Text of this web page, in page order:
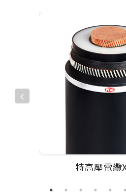
特高壓電纜